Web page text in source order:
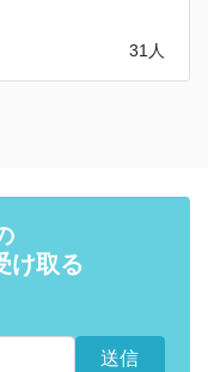
31人
け取る